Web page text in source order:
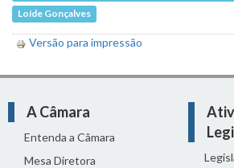
Loíde Gonçalves
Versão para impressão
A Câmara
Entenda a Câmara
Mesa Diretora